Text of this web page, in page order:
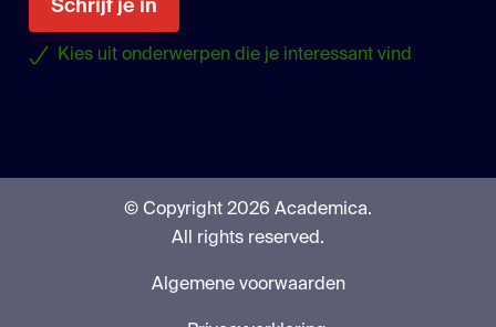
Schrijf je in
Kies uit onderwerpen die je interessant vind
© Copyright 2026 Academica.
All rights reserved.
Algemene voorwaarden